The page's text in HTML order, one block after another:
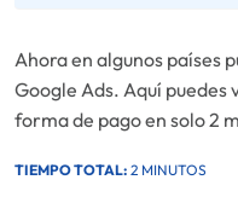
Ahora en algunos países
Google Ads. Aquí
forma de pago en solo 2
TIEMPO TOTAL: 2 MINUTOS